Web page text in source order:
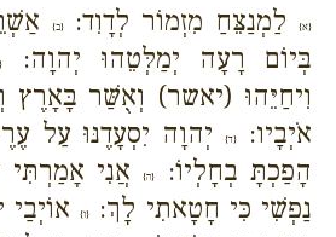
{א} לַמְנַצֵּחַ מִזְמוֹר לְדָוִד:{ב}
בְּיוֹם רָעָה יְמַלְּטֵהוּ יְהוָה:
וִיחַיֵּהוּ (יאשר) וְאֻשַּׁר בָּאָרֶץ
אֹיְבָיו:
{ד}יְהוָה יִסְעָדֶנּוּ עַל
הָפַכְתָּ בְחָלְיוֹ:
{ה}אֲנִי אָמַרְתִּי
נַפְשִׁי כִּי חָטָאתִי לָךְ:
{ו}אוֹיְבַי